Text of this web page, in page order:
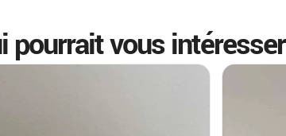
pourrait vous intéresser